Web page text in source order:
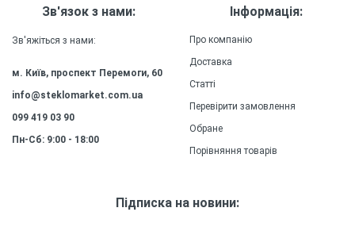
Зв'язок з нами:
Зв'яжіться з нами:
м. Київ, проспект Перемоги, 60
info@steklomarket.com.ua
099 419 03 90
Пн-Сб: 9:00 - 18:00
Інформація:
Про компанію
Доставка
Статті
Перевірити замовлення
Обране
Порівняння товарів
Підписка на новини: